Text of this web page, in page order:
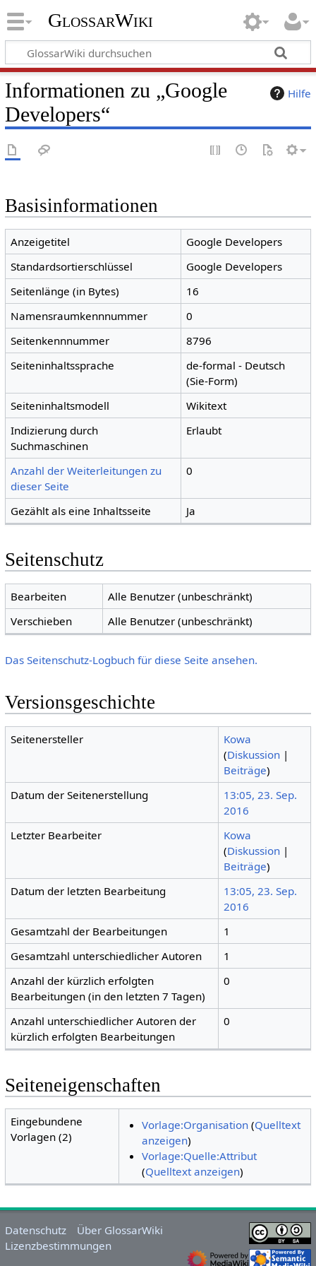
GlossarWiki
Hilfe
Informationen zu „Google
Developers“
Basisinformationen
Anzeigetitel
Google Developers
Standardsortierschlüssel
Google Developers
Seitenlänge (in Bytes)
16
Namensraumkennnummer
0
Seitenkennnummer
8796
Seiteninhaltssprache
de-formal - Deutsch
(Sie-Form)
Seiteninhaltsmodell
Wikitext
Indizierung durch
Suchmaschinen
Erlaubt
Anzahl der Weiterleitungen zu
dieser Seite
0
Gezählt als eine Inhaltsseite Ja
Seitenschutz
Bearbeiten
Alle Benutzer (unbeschränkt)
Verschieben
Alle Benutzer (unbeschränkt)
Das Seitenschutz-Logbuch für diese Seite ansehen.
Versionsgeschichte
Seitenersteller
Kowa
(Diskussion |
Beiträge)
Datum der Seitenerstellung
13:05, 23. Sep.
2016
Letzter Bearbeiter
Kowa
(Diskussion |
Beiträge)
Datum der letzten Bearbeitung
13:05, 23. Sep.
2016
Gesamtzahl der Bearbeitungen
1
Gesamtzahl unterschiedlicher Autoren
1
Anzahl der kürzlich erfolgten
Bearbeitungen (in den letzten 7 Tagen)
0
Anzahl unterschiedlicher Autoren der
kürzlich erfolgten Bearbeitungen
0
Seiteneigenschaften
Eingebundene
Vorlagen (2)
Vorlage:Organisation(Quelltext
anzeigen)
Vorlage:Quelle:Attribut
(Quelltext anzeigen)
Datenschutz
Über GlossarWiki
Lizenzbestimmungen